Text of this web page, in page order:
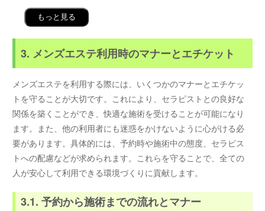
もっと見る
3. メンズエステ利用時のマナーとエチケット
メンズエステを利用する際には、いくつかのマナーとエチケッ
トを守ることが大切です。これにより、セラピストとの良好な
関係を築くことができ、快適な施術を受けることが可能になり
ます。また、他の利用者にも迷惑をかけないように心がける必
要があります。具体的には、予約時や施術中の態度、セラピス
トへの配慮などが求められます。これらを守ることで、全ての
人が安心して利用できる環境づくりに貢献します。
3.1. 予約から施術までの流れとマナー